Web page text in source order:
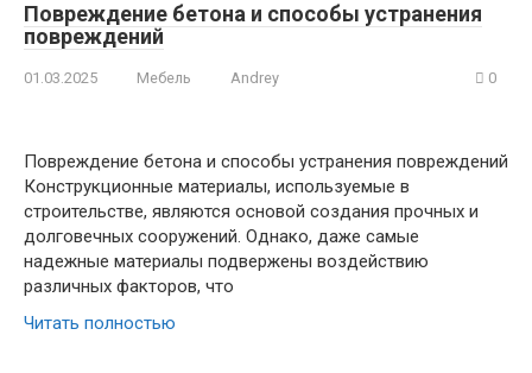
Повреждение бетона и способы устранения
повреждений
01.03.2025 Мебель Andrey 0
Повреждение бетона и способы устранения повреждений
Конструкционные материалы, используемые в
строительстве, являются основой создания прочных и
долговечных сооружений. Однако, даже самые
надежные материалы подвержены воздействию
различных факторов, что
Читать полностью